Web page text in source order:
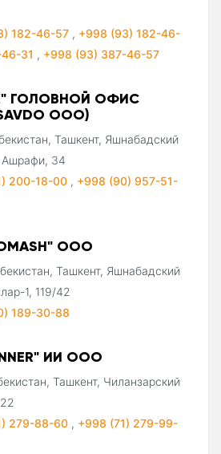
182-46-57 , +998 (93) 182-46-
31 , +998 (93) 387-46-57
ГОЛОВНОЙ ОФИС
ООО)
Ташкент, Яшнабадский
Ашрафи, 34
200-18-00 , +998 (90) 957-51-
ООО
Ташкент, Яшнабадский
1, 119/42
189-30-88
ИИ ООО
Ташкент, Чиланзарский
279-88-60 , +998 (71) 279-99-